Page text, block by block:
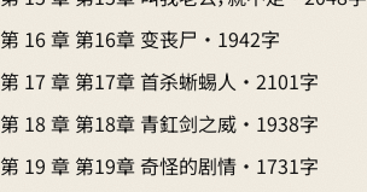
第 16 章 第16章 变丧尸 · 1942字
第 17 章 第17章 首杀蜥蜴人 · 2101字
第 18 章 第18章 青釭剑之威 · 1938字
第 19 章 第19章 奇怪的剧情 · 1731字